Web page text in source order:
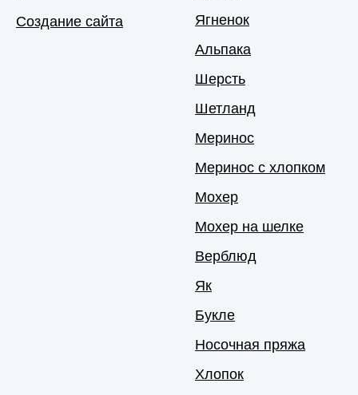
Создание сайта
Ягненок
Альпака
Шерсть
Шетланд
Меринос
Меринос с хлопком
Мохер
Мохер на шелке
Верблюд
Як
Букле
Носочная пряжа
Хлопок